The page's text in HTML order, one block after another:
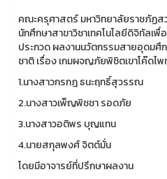
คณะครุศาสตร์ มหาวิทยาลัยราชภัฏ
นักศึกษาสาขาวิชาเทคโนโลยีดิจิทัลเพื่
ประกวด ผลงานนวัตกรรมสายอุดมศึ
ชาติ เรื่อง เกมผจญภัยพิชิตเขาโค๊ดไ
1.นางสาวกรกฎ ธนะฤทธิ์สุวรรณ
2.นางสาวเพ็ญพิชชา รอดภัย
3.นางสาวอติพร บุญแทน
4.นายสกุลพงศ์ จิตต์มั่น
โดยมีอาจารย์ที่ปรึกษาผลงาน